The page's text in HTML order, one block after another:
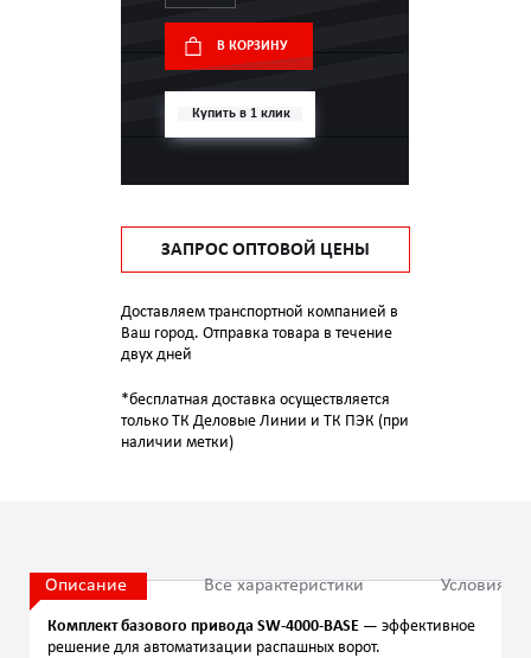
В КОРЗИНУ
Купить в 1 клик
ЗАПРОС ОПТОВОЙ ЦЕНЫ
Доставляем транспортной компанией в
Ваш город. Отправка товара в течение
двух дней
*бесплатная доставка осуществляется
только ТК Деловые Линии и ТК ПЭК (при
наличии метки)
Описание Все характеристики Условия
Комплект базового привода SW‑4000‑BASE — эффективное
решение для автоматизации распашных ворот.